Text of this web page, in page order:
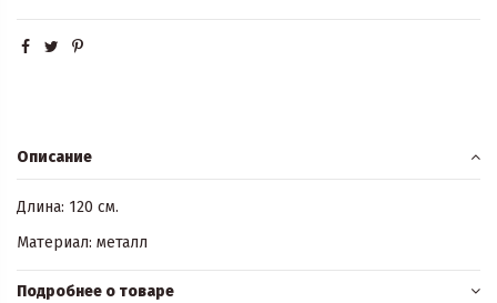
Описание
Длина: 120 см.
Материал: металл
Подробнее о товаре